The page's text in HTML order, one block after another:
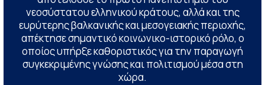
νεοσύστατου ελληνικού κράτους, αλλά και της
ευρύτερης βαλκανικής και μεσογειακής περιοχής,
απέκτησε σημαντικό κοινωνικο-ιστορικό ρόλο, ο
οποίος υπήρξε καθοριστικός για την παραγωγή
συγκεκριμένης γνώσης και πολιτισμού μέσα στη
χώρα.